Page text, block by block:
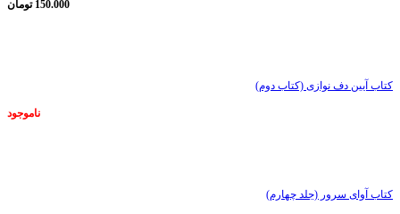
150.000 تومان
کتاب آیین دف نوازی (کتاب دوم)
ناموجود
کتاب آوای سرور (جلد چهارم)